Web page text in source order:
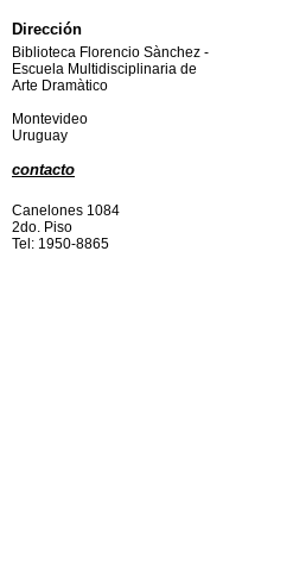
Dirección
Biblioteca Florencio Sànchez -
Escuela Multidisciplinaria de
Arte Dramàtico
Montevideo
Uruguay
contacto
Canelones 1084
2do. Piso
Tel: 1950-8865